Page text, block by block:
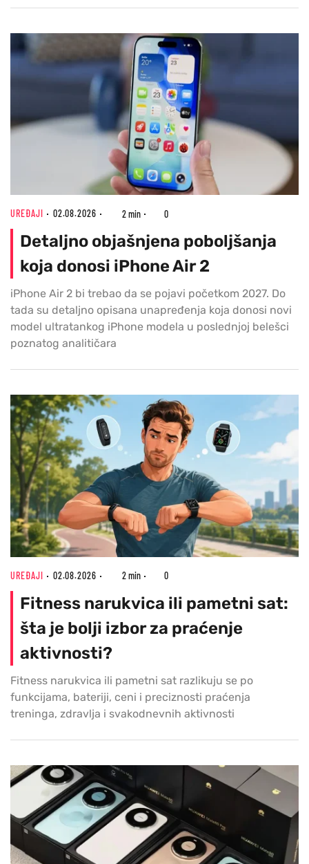
UREĐAJI 02.08.2026 2 min 0
Detaljno objašnjena poboljšanja
koja donosi iPhone Air 2
iPhone Air 2 bi trebao da se pojavi početkom 2027. Do
tada su detaljno opisana unapređenja koja donosi novi
model ultratankog iPhone modela u poslednjoj belešci
poznatog analitičara
UREĐAJI 02.08.2026 2 min 0
Fitness narukvica ili pametni sat:
šta je bolji izbor za praćenje
aktivnosti?
Fitness narukvica ili pametni sat razlikuju se po
funkcijama, bateriji, ceni i preciznosti praćenja
treninga, zdravlja i svakodnevnih aktivnosti